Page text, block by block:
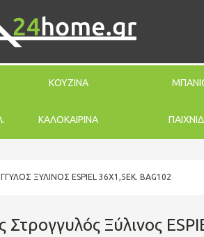
ΚΟΥΖΙΝΑ
ΚΑΛΟΚΑΙΡΙΝΑ
ΞΎΛΙΝΟΣ ESPIEL 36X1,5ΕΚ. BAG102
Στρογγυλός Ξύλινος